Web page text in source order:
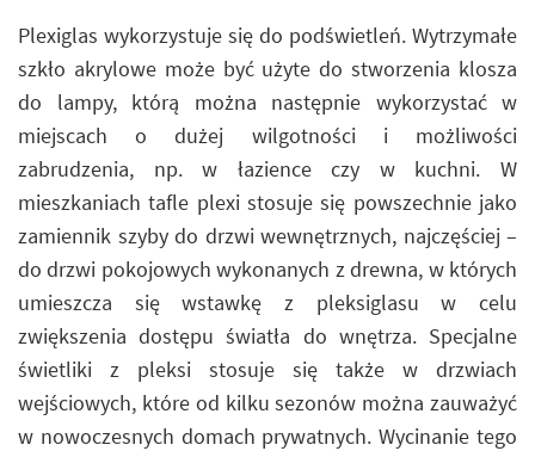
Plexiglas wykorzystuje się do podświetleń. Wytrzymałe
szkło akrylowe może być użyte do stworzenia klosza
do lampy, którą można następnie wykorzystać w
miejscach o dużej wilgotności i możliwości
zabrudzenia, np. w łazience czy w kuchni. W
mieszkaniach tafle plexi stosuje się powszechnie jako
zamiennik szyby do drzwi wewnętrznych, najczęściej –
do drzwi pokojowych wykonanych z drewna, w których
umieszcza się wstawkę z pleksiglasu w celu
zwiększenia dostępu światła do wnętrza. Specjalne
świetliki z pleksi stosuje się także w drzwiach
wejściowych, które od kilku sezonów można zauważyć
w nowoczesnych domach prywatnych. Wycinanie tego